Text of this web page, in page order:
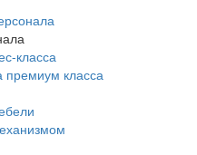
класса
премиум класса